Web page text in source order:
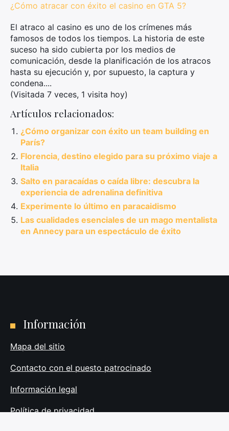
¿Cómo atracar con éxito el casino en GTA 5?
El atraco al casino es uno de los crímenes más
famosos de todos los tiempos. La historia de este
suceso ha sido cubierta por los medios de
comunicación, desde la planificación de los atracos
hasta su ejecución y, por supuesto, la captura y
condena....
(Visitada 7 veces, 1 visita hoy)
Artículos relacionados:
¿Cómo organizar con éxito un team building en
París?
Florencia, destino elegido para su próximo viaje a
Italia
Salto en paracaídas o caída libre: descubra la
experiencia de adrenalina definitiva
Experimente lo último en paracaidismo
Las cualidades esenciales de un mago mentalista
en Annecy para un espectáculo de éxito
Información
Mapa del sitio
Contacto con el puesto patrocinado
Información legal
Política de privacidad